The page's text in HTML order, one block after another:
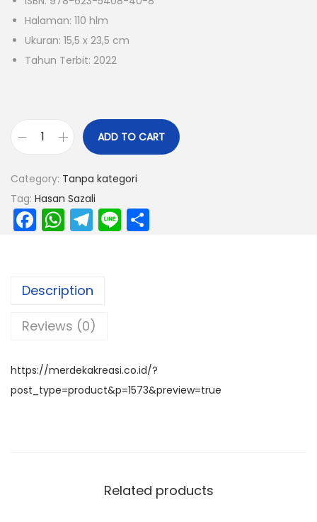
Halaman: 110 hlm
Ukuran: 15,5 x 23,5 cm
Tahun Terbit: 2022
ADD TO CART
Category: Tanpa kategori
Tag: Hasan Sazali
F
a
e
o
o
k
W
h
ts
A
p
T
el
m
Li
n
Description
Reviews (0)
https://merdekakreasi.co.id/?
post_type=product&p=1573&preview=true
Related products